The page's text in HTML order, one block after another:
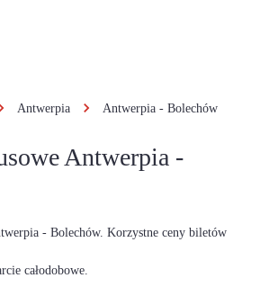
Antwerpia Antwerpia - Bolechów
Antwerpia -
- Bolechów. Korzystne ceny biletów
całodobowe.